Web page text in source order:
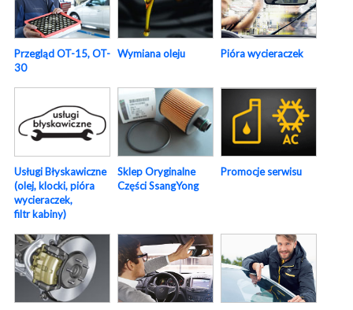
Przegląd OT-15, OT-
30
Wymiana oleju Pióra wycieraczek
Usługi Błyskawiczne
(olej, klocki, pióra
wycieraczek,
filtr kabiny)
Sklep Oryginalne
Części SsangYong
Promocje serwisu